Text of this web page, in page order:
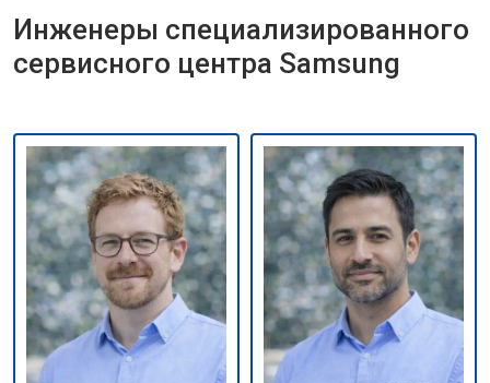
Инженеры специализированного
сервисного центра Samsung